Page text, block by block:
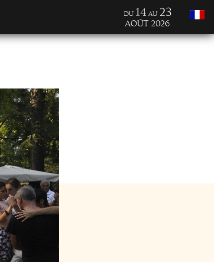
du 14 au 23
Août 2026